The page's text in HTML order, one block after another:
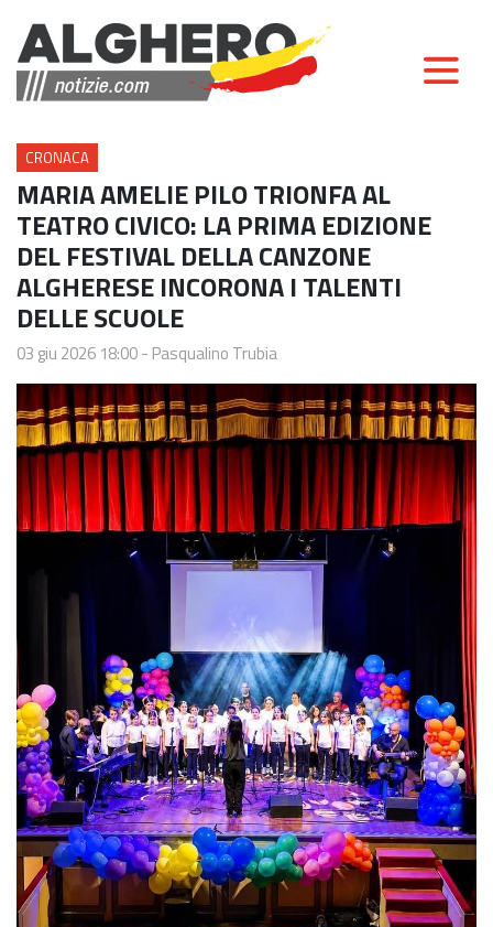
CRONACA
MARIA AMELIE PILO TRIONFA AL
TEATRO CIVICO: LA PRIMA EDIZIONE
DEL FESTIVAL DELLA CANZONE
ALGHERESE INCORONA I TALENTI
DELLE SCUOLE
03 giu 2026 18:00- Pasqualino Trubia